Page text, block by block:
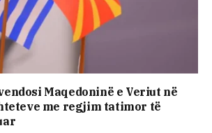
Maqedoninë e Veriut në
me regjim tatimor të